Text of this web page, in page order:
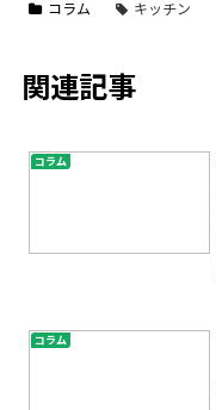
コラム キッチン
関連記事
コラム
コラム